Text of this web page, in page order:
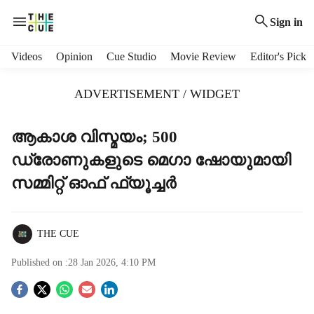
Sign in
Videos Opinion Cue Studio Movie Review Editor's Pick
ADVERTISEMENT / WIDGET
ആകാശ വിസ്മയം; 500
ഡ്രോണുകളുടെ മെഗാ ഷോയുമായി
സമ്മിറ്റ് ഓഫ് ഫ്യൂച്ചര്‍
THE CUE
Published on :28 Jan 2026, 4:10 PM
S